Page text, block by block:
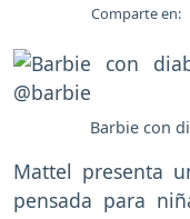
Comparte en:
Barbie con
Mattel presenta
pensada para